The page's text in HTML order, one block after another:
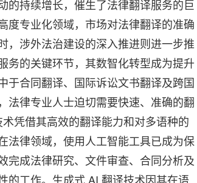
的持续增长，催生了法律翻译服务的巨
度专业化领域，市场对法律翻译的准确
，涉外法治建设的深入推进则进一步推
务的关键环节，其数智化转型成为提升
于合同翻译、国际诉讼文书翻译及跨国
法律专业人士迫切需要快速、准确的翻
凭借其高效的翻译能力和对多语种的
法律领域，使用人工智能工具已成为保
完成法律研究、文件审查、合同分析及
的工作。生成式 AI 翻译技术因其在语